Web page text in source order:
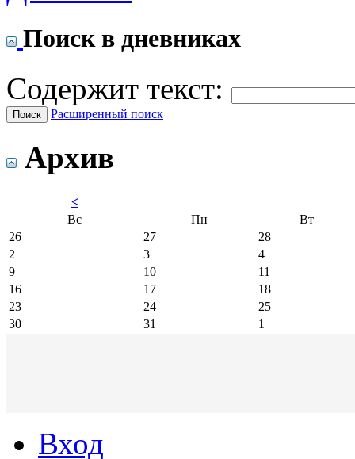
Поиск в дневниках
Содержит текст:
Расширенный поиск
Архив
<
Вс
Пн
Вт
26
27
28
2
3
4
9
10
11
16
17
18
23
24
25
30
31 1
Вход